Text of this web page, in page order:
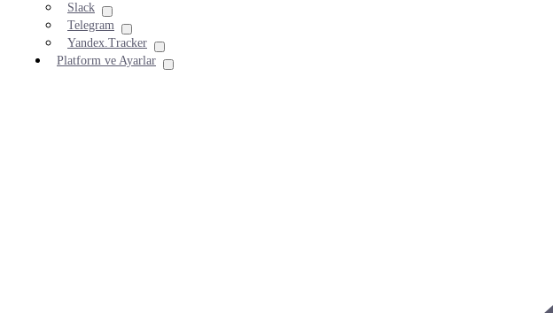
Slack
Telegram
Yandex.Tracker
Platform ve Ayarlar